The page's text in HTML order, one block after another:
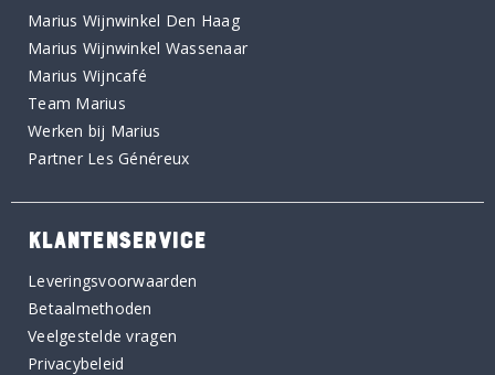
Marius Wijnwinkel Den Haag
Marius Wijnwinkel Wassenaar
Marius Wijncafé
Team Marius
Werken bij Marius
Partner Les Généreux
KLANTENSERVICE
Leveringsvoorwaarden
Betaalmethoden
Veelgestelde vragen
Privacybeleid